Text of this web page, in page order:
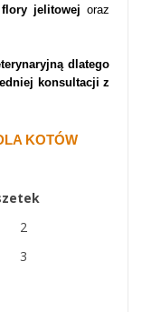
flory jelitowej oraz
dlatego
konsultacji z
KOTÓW
2
3